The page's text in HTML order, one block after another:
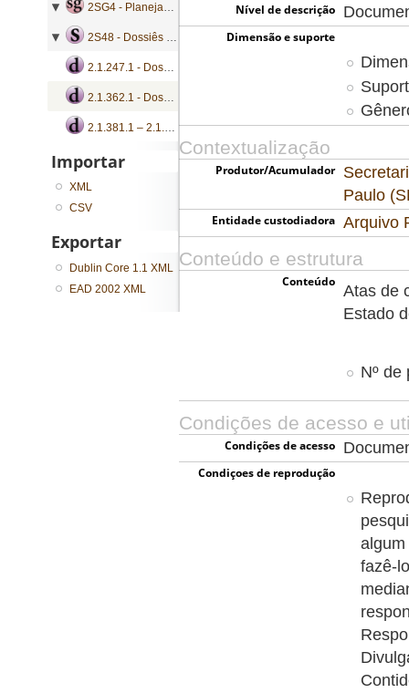
Nível de descrição
Dimensão e suporte
Contextualização
Produtor/Acumulador
Paulo
Entidade custodiadora Arquivo
Conteúdo e estrutura
Conteúdo Atas de
Estado
Nº de
Condições de acesso e
Condições de acesso
Condiçoes de reprodução
fazê-
2SG4 - Planejamento e Pesquisa
2S48 - Dossiês de entidade colegiada
2.1.247.1 - Dossiê de entidade colegiada
2.1.362.1 - Dossiê de entidade colegiada
2.1.381.1 – 2.1.382.1 - Dossiê de entidade colegiada
Importar
XML
CSV
Exportar
Dublin Core 1.1 XML
EAD 2002 XML